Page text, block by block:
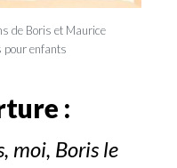
de Boris et Maurice
pour enfants
:
moi, Boris le